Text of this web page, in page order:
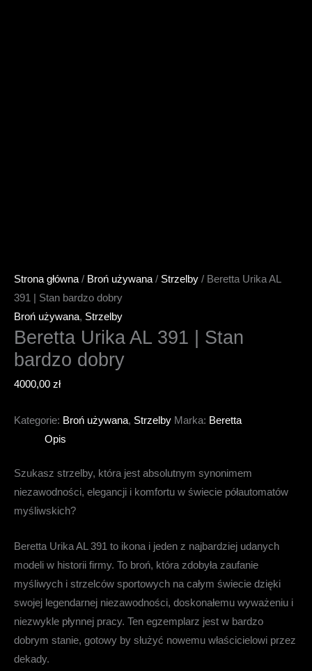
Strona główna/ Broń używana/ Strzelby / Beretta Urika AL
391 | Stan bardzo dobry
Broń używana, Strzelby
Beretta Urika AL 391 | Stan
bardzo dobry
4000,00 zł
Kategorie: Broń używana, Strzelby Marka: Beretta
Opis
Szukasz strzelby, która jest absolutnym synonimem
niezawodności, elegancji i komfortu w świecie półautomatów
myśliwskich?
Beretta Urika AL 391 to ikona i jeden z najbardziej udanych
modeli w historii firmy. To broń, która zdobyła zaufanie
myśliwych i strzelców sportowych na całym świecie dzięki
swojej legendarnej niezawodności, doskonałemu wyważeniu i
niezwykle płynnej pracy. Ten egzemplarz jest w bardzo
dobrym stanie, gotowy by służyć nowemu właścicielowi przez
dekady.